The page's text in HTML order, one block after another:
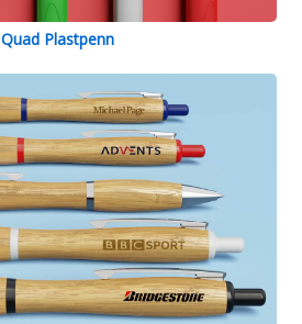
Quad Plastpenn